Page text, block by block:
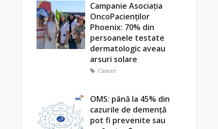
Campanie Asociația
OncoPacienților
Phoenix: 70% din
persoanele testate
dermatologic aveau
arsuri solare
Cancer
OMS: până la 45% din
cazurile de demență
pot fi prevenite sau